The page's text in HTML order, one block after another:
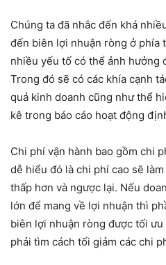
Chúng ta đã nhắc đến khá
đến biên lợi nhuận ròng ở phía
nhiều yếu tố có thể ảnh hưởng
Trong đó sẽ có các khía cạnh
quả kinh doanh cũng như thể
kê trong báo cáo hoạt động
Chi phí vận hành bao gồm chi
dễ hiểu đó là chi phí cao sẽ
thấp hơn và ngược lại. Nếu
lớn để mang về lợi nhuận thì
biên lợi nhuận ròng được tối
phải tìm cách tối giảm các chi